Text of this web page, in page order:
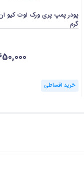
گرم
خرید اقساطی